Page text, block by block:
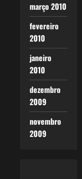
março 2010
fevereiro
2010
janeiro
2010
dezembro
2009
novembro
2009